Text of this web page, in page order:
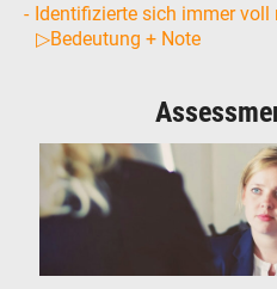
Identifizierte sich immer voll
▷Bedeutung + Note